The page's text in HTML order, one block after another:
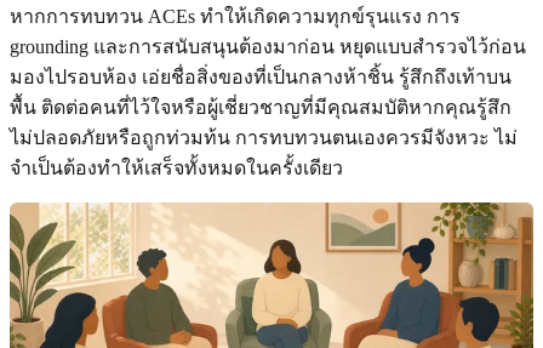
หากการทบทวน ACEs ทำให้เกิดความทุกข์รุนแรง การ
grounding และการสนับสนุนต้องมาก่อน หยุดแบบสำรวจไว้ก่อน
มองไปรอบห้อง เอ่ยชื่อสิ่งของที่เป็นกลางห้าชิ้น รู้สึกถึงเท้าบน
พื้น ติดต่อคนที่ไว้ใจหรือผู้เชี่ยวชาญที่มีคุณสมบัติหากคุณรู้สึก
ไม่ปลอดภัยหรือถูกท่วมท้น การทบทวนตนเองควรมีจังหวะ ไม่
จำเป็นต้องทำให้เสร็จทั้งหมดในครั้งเดียว